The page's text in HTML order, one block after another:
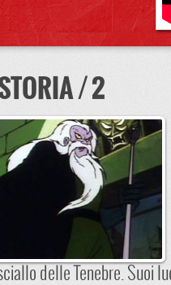
/ 2
delle Tenebre. Suoi